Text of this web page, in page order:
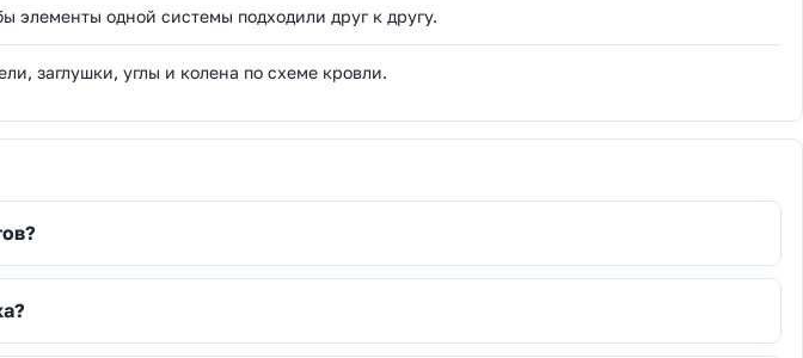
элементы одной системы подходили друг к другу.
заглушки, углы и колена по схеме кровли.